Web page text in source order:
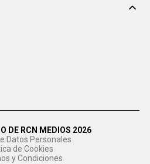
DE RCN MEDIOS 2026
Datos Personales
de Cookies
y Condiciones